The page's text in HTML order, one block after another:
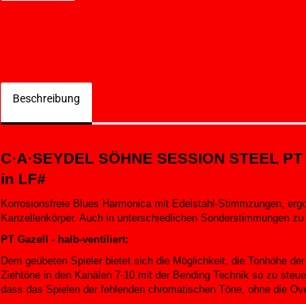
Beschreibung
C·A·SEYDEL SÖHNE SESSION STEEL
in LF#
Korrosionsfreie Blues Harmonica mit Edelstahl-Stimmzungen,
Kanzellenkörper. Auch in unterschiedlichen Sonderstimmungen zu
PT Gazell - halb-ventiliert:
Dem geübeten Spieler bietet sich die Möglichkeit, die Tonhöhe
Ziehtöne in den Kanälen 7-10 mit der Bending Technik so zu
dass das Spielen der fehlenden chromatischen Töne, ohne die